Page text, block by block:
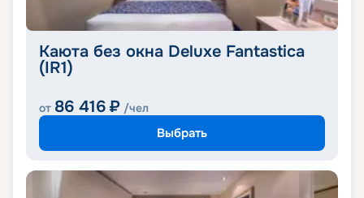
Каюта без окна Deluxe Fantastica
(IR1)
от 86 416 ₽ /чел
Выбрать